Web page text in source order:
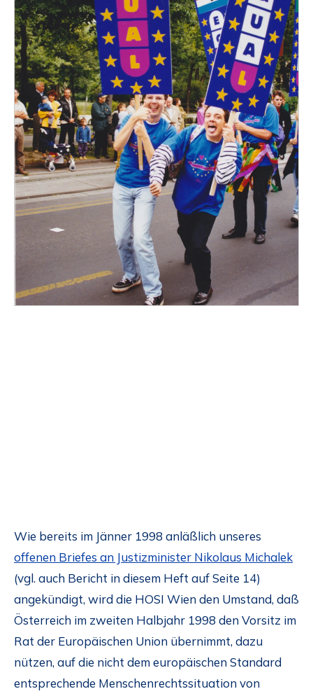
Wie bereits im Jänner 1998 anläßlich unseres
offenen Briefes an Justizminister Nikolaus Michalek
(vgl. auch Bericht in diesem Heft auf Seite 14)
angekündigt, wird die HOSI Wien den Umstand, daß
Österreich im zweiten Halbjahr 1998 den Vorsitz im
Rat der Europäischen Union übernimmt, dazu
nützen, auf die nicht dem europäischen Standard
entsprechende Menschenrechtssituation von